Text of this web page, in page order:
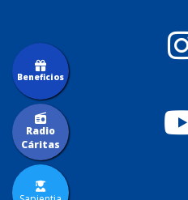
Radio
Cáritas
Beneficios